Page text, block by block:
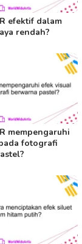
efektif dalam
rendah?
mempengaruhi
fotografi